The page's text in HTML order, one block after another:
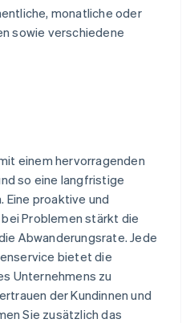
monatliche oder
sowie verschiedene
einem hervorragenden
so eine langfristige
Eine proaktive und
Problemen stärkt die
Abwanderungsrate. Jede
bietet die
Unternehmens zu
der Kundinnen und
Sie zusätzlich das